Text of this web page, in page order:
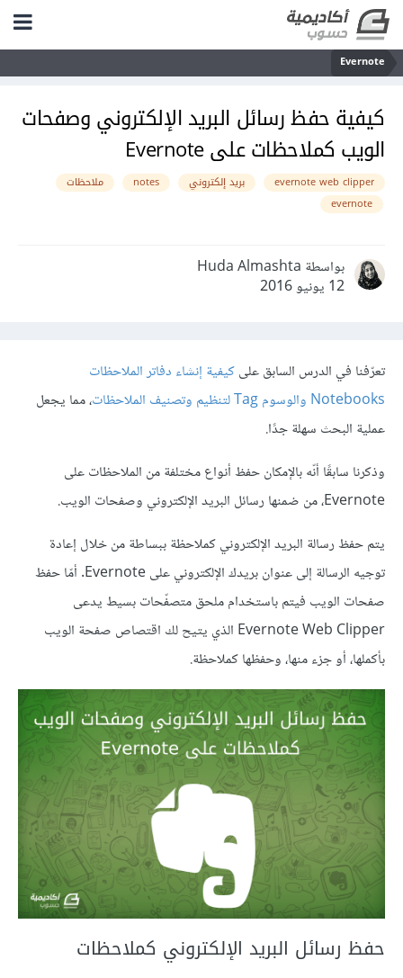
Evernote
كيفية حفظ رسائل البريد الإلكتروني وصفحات
الويب كملاحظات على Evernote
evernote web clipper بريد إلكتروني notes
ملاحظات
evernote
بواسطة Huda Almashta
12 يونيو 2016
تعرّفنا في الدرس السابق علىكيفية إنشاء دفاتر الملاحظات
Notebooks والوسوم Tag لتنظيم وتصنيف الملاحظات
، مما يجعل
عملية البحث سهلة جدًا.
وذكرنا سابقًا أنّه بالإمكان حفظ أنواع مختلفة من الملاحظات على
Evernote، من ضمنها رسائل البريد الإلكتروني وصفحات الويب.
يتم حفظ رسالة البريد الإلكتروني كملاحظة ببساطة من خلال إعادة
توجيه الرسالة إلى عنوان بريدك الإلكتروني على Evernote. أمّا حفظ
صفحات الويب فيتم باستخدام ملحق متصفّحات بسيط يدعى
Evernote Web Clipper الذي يتيح لك اقتصاص صفحة الويب
بأكملها، أو جزء منها، وحفظها كملاحظة.
حفظ رسائل البريد الإلكتروني كملاحظات